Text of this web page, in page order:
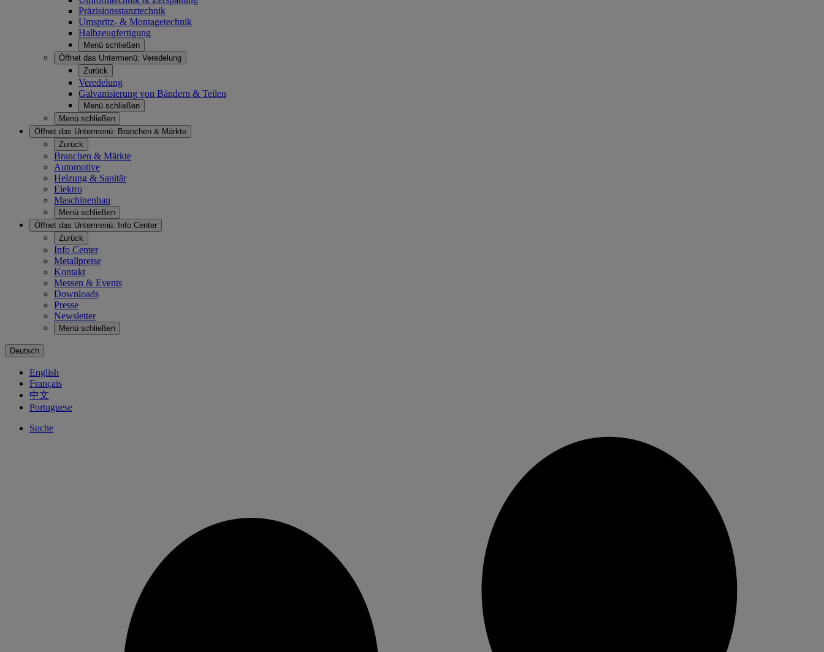
Präzisionsstanztechnik
Umspritz- & Montagetechnik
Halbzeugfertigung
Menü schließen
Öffnet das Untermenü: Veredelung
Zurück
Veredelung
Galvanisierung von Bändern & Teilen
Menü schließen
Menü schließen
Öffnet das Untermenü: Branchen & Märkte
Zurück
Branchen & Märkte
Automotive
Heizung & Sanitär
Elektro
Maschinenbau
Menü schließen
Öffnet das Untermenü:
Info Center
Zurück
Info Center
Metallpreise
Kontakt
Messen & Events
Downloads
Presse
Newsletter
Menü schließen
Deutsch
English
Français
中文
Portuguese
Suche